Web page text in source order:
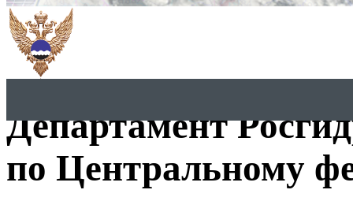
Департамент
по Центральному